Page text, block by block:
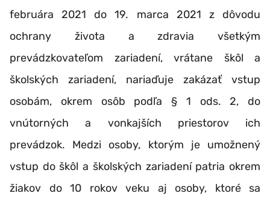
februára 2021 do 19. marca 2021 z dôvodu
ochrany života a zdravia všetkým
prevádzkovateľom zariadení, vrátane škôl a
školských zariadení, nariaďuje zakázať vstup
osobám, okrem osôb podľa § 1 ods. 2, do
vnútorných a vonkajších priestorov ich
prevádzok. Medzi osoby, ktorým je umožnený
vstup do škôl a školských zariadení patria okrem
žiakov do 10 rokov veku aj osoby, ktoré sa